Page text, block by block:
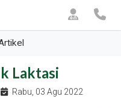
Laktasi
Rabu, 03 Agu 2022